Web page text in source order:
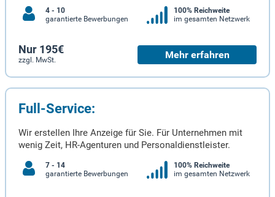
4 - 10
garantierte Bewerbungen
100% Reichweite
im gesamten Netzwerk
Nur 195€
zzgl. MwSt. Mehr erfahren
Full-Service:
Wir erstellen Ihre Anzeige für Sie. Für Unternehmen mit
wenig Zeit, HR-Agenturen und Personaldienstleister.
7 - 14
garantierte Bewerbungen
100% Reichweite
im gesamten Netzwerk